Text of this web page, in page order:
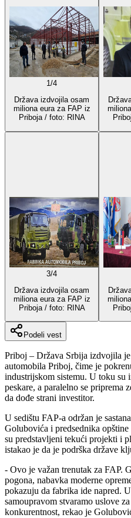
1 /4
Država izdvojila osam
miliona eura za FAP iz
Priboja / foto: RINA
3/4
Država izdvojila osam
miliona eura za FAP iz
Priboja / foto: RINA
Podeli vest
Priboj – Država Srbija izdvojila
automobila Priboj, čime je
industrijskom sistemu. U toku
peskare, a paralelno se priprema
da dođe strani investitor.
U sedištu FAP-a održan je
Golubovića i predsednika
su predstavljeni tekući projekti i
istakao je da je podrška države
- Ovo je važan trenutak za FAP.
pogona, nabavka moderne
pokazuju da fabrika ide napred.
samoupravom stvaramo uslove
konkurentnost, rekao je